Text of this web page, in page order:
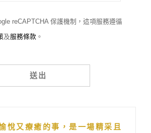
reCAPTCHA 保護機制，這項服務遵循
及服務條款 。
悅又療癒的事，是一場精采且